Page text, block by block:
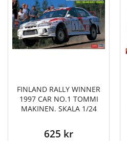
FINLAND RALLY WINNER
1997 CAR NO.1 TOMMI
MAKINEN. SKALA 1/24
625 kr